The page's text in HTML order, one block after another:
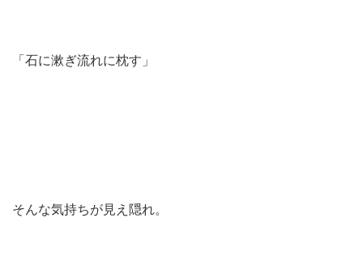
「石に漱ぎ流れに枕す」
そんな気持ちが見え隠れ。